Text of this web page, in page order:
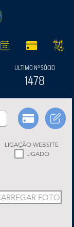
ULTIMO Nº SÓCIO
1478
LIGAÇÃO WEBSITE
LIGADO
FOTO